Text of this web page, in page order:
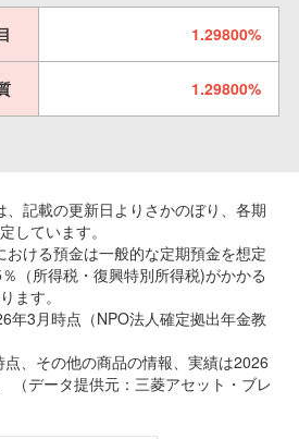
1.29800%
1.29800%
記載の更新日よりさかのぼり、各期
しています。
ける預金は一般的な定期預金を想定
（所得税・復興特別所得税)がかかる
ます。
年3月時点（NPO法人確定拠出年金教
、その他の商品の情報、実績は2026
（データ提供元：三菱アセット・ブレ